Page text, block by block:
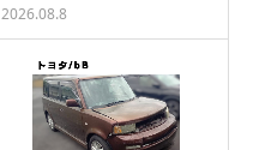
2026.08.8